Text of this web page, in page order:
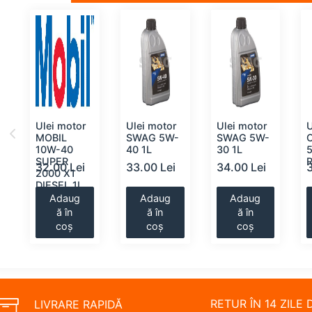
Ulei motor
MOBIL
10W-40
SUPER
2000 X1
DIESEL 1L
32.00 Lei
Adaug
ă în
coș
Ulei motor
SWAG 5W-
40 1L
33.00 Lei
Adaug
ă în
coș
Ulei motor
SWAG 5W-
30 1L
34.00 Lei
Adaug
ă în
coș
LIVRARE RAPIDĂ RETUR ÎN 14 ZILE